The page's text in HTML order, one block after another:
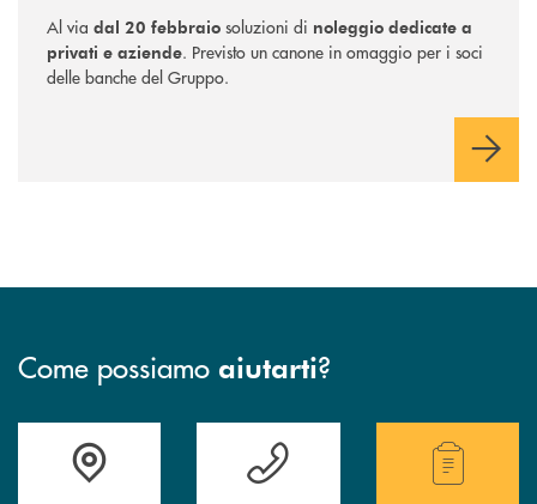
Al via dal 20 febbraio soluzioni di noleggio dedicate a
privati e aziende. Previsto un canone in omaggio per i soci
delle banche del Gruppo.
Come possiamo aiutarti?
Accedi all' elenco completo delle filiali .Hai bisogno di assistenza immediata ?
Hai bisogno di